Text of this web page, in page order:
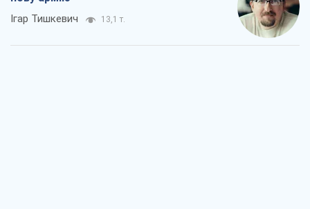
Ігар Тишкевич 13,1 т.